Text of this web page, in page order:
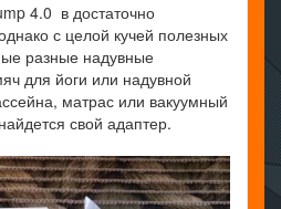
4.0 в достаточно
с целой кучей полезных
разные надувные
для йоги или надувной
матрас или вакуумный
свой адаптер.